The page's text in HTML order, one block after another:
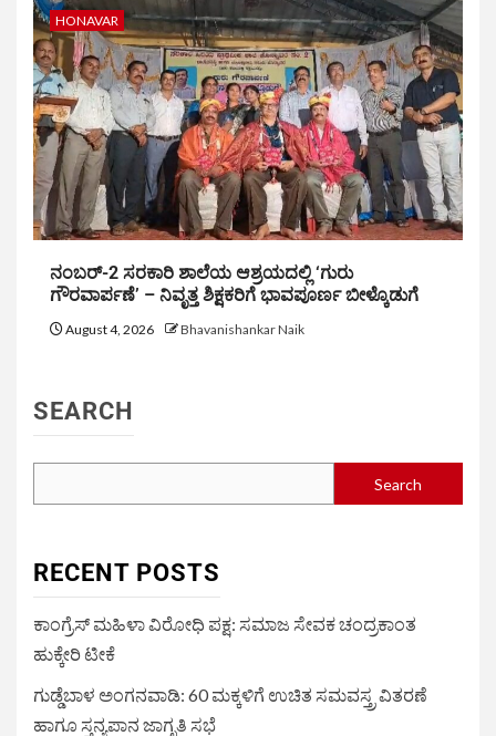
HONAVAR
ನಂಬರ್-2 ಸರಕಾರಿ ಶಾಲೆಯ ಆಶ್ರಯದಲ್ಲಿ ‘ಗುರು
ಗೌರವಾರ್ಪಣೆ’ – ನಿವೃತ್ತ ಶಿಕ್ಷಕರಿಗೆ ಭಾವಪೂರ್ಣ ಬೀಳ್ಕೊಡುಗೆ
August 4, 2026 Bhavanishankar Naik
SEARCH
Search
RECENT POSTS
ಕಾಂಗ್ರೆಸ್ ಮಹಿಳಾ ವಿರೋಧಿ ಪಕ್ಷ: ಸಮಾಜ ಸೇವಕ ಚಂದ್ರಕಾಂತ
ಹುಕ್ಕೇರಿ ಟೀಕೆ
ಗುಡ್ಡೆಬಾಳ ಅಂಗನವಾಡಿ: 60 ಮಕ್ಕಳಿಗೆ ಉಚಿತ ಸಮವಸ್ತ್ರ ವಿತರಣೆ
ಹಾಗೂ ಸ್ತನ್ಯಪಾನ ಜಾಗೃತಿ ಸಭೆ